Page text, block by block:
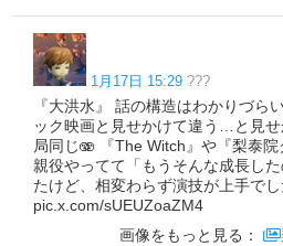
1月17日 15:29 ???
『大洪水』 話の構造はわかりづら
ック映画と見せかけて違う…と見
局同じ🫨 『The Witch』や『梨泰
親役やってて「もうそんな成長し
たけど、相変わらず演技が上手でし
pic.x.com/sUEUZoaZM4
画像をもっと見る：